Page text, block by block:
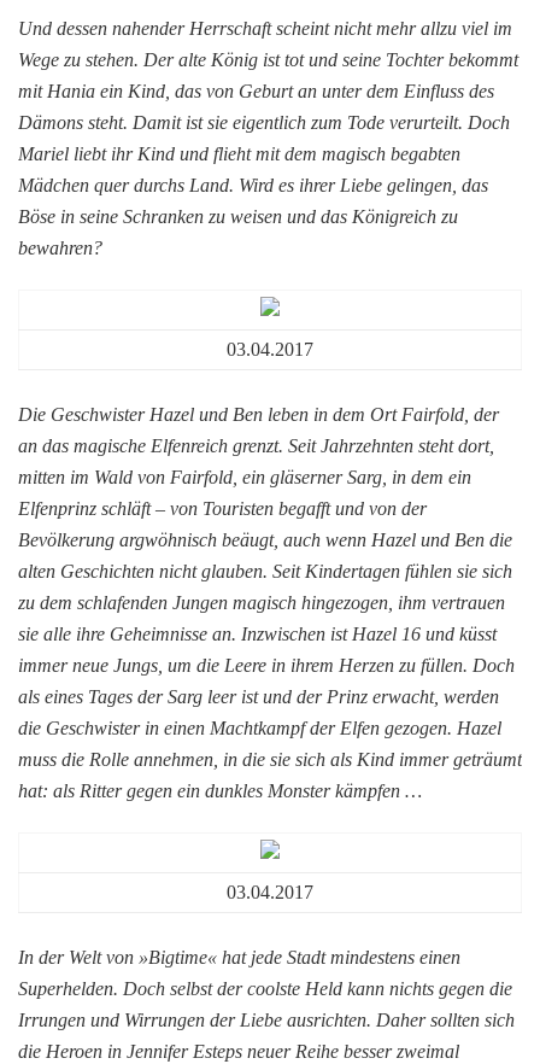
Und dessen nahender Herrschaft scheint nicht mehr allzu viel im
Wege zu stehen. Der alte König ist tot und seine Tochter bekommt
mit Hania ein Kind, das von Geburt an unter dem Einfluss des
Dämons steht. Damit ist sie eigentlich zum Tode verurteilt. Doch
Mariel liebt ihr Kind und flieht mit dem magisch begabten
Mädchen quer durchs Land. Wird es ihrer Liebe gelingen, das
Böse in seine Schranken zu weisen und das Königreich zu
bewahren?
03.04.2017
Die Geschwister Hazel und Ben leben in dem Ort Fairfold, der
an das magische Elfenreich grenzt. Seit Jahrzehnten steht dort,
mitten im Wald von Fairfold, ein gläserner Sarg, in dem ein
Elfenprinz schläft – von Touristen begafft und von der
Bevölkerung argwöhnisch beäugt, auch wenn Hazel und Ben die
alten Geschichten nicht glauben. Seit Kindertagen fühlen sie sich
zu dem schlafenden Jungen magisch hingezogen, ihm vertrauen
sie alle ihre Geheimnisse an. Inzwischen ist Hazel 16 und küsst
immer neue Jungs, um die Leere in ihrem Herzen zu füllen. Doch
als eines Tages der Sarg leer ist und der Prinz erwacht, werden
die Geschwister in einen Machtkampf der Elfen gezogen. Hazel
muss die Rolle annehmen, in die sie sich als Kind immer geträumt
hat: als Ritter gegen ein dunkles Monster kämpfen …
03.04.2017
In der Welt von »Bigtime« hat jede Stadt mindestens einen
Superhelden. Doch selbst der coolste Held kann nichts gegen die
Irrungen und Wirrungen der Liebe ausrichten. Daher sollten sich
die Heroen in Jennifer Esteps neuer Reihe besser zweimal